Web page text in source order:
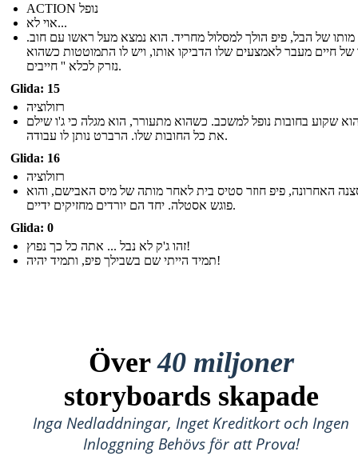
ACTION נופל
אוי לא...
של הבל, פיפ הולך למסלול מחריד. הוא נמצא מעל ראשו עם חוב.
של חיים מעבר לאמצעים שלו הדביקו אותו, ויש לו התמוטטות כשהוא
נזרק לכלא '' חייבים.
Glida: 15
רזולוציה
שקוע בחובות נופל למשכב. כשהוא מתעורר, הוא מגלה כי ג'ו שילם
את כל החובות שלו. הרברט נותן לו עבודה.
Glida: 16
רזולוציה
האחרונה, פיפ חוזר סטיס בית לאחר מותה של מיס האבישם, והוא
פוגש אסטלה. יחד הם יורדים מחזיקים ידיים.
Glida: 0
זהו ג'ק לא נבל ... אתה כל כך נפוץ!
תמיד הייתי שם בשבילך פיפ, ותמיד יהיה!
Över40 miljoner
storyboards skapade
Inga Nedladdningar, Inget Kreditkort och Ingen
Inloggning Behövs för att Prova!